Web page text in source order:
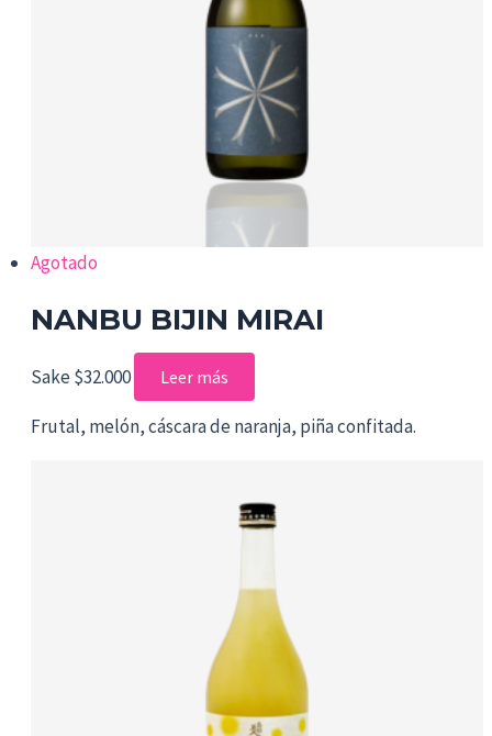
Agotado
NANBU BIJIN MIRAI
Sake$32.000 Leer más
Frutal, melón, cáscara de naranja, piña confitada.